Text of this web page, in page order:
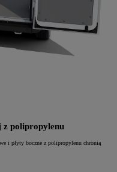
z polipropylenu
i płyty boczne z polipropylenu chronią